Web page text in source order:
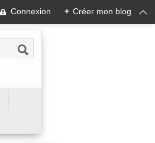
Connexion + Créer mon blog